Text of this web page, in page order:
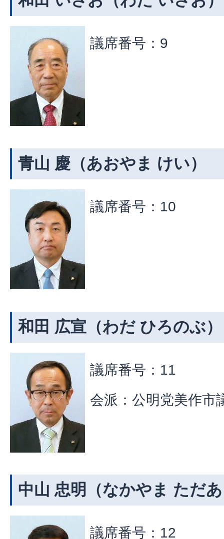
議席番号：9
青山 慶（あおやま けい）
議席番号：10
和田 広宣（わだ ひろのぶ）
議席番号：11
会派：公明党美作市
中山 忠明（なかやま ただ
議席番号：12